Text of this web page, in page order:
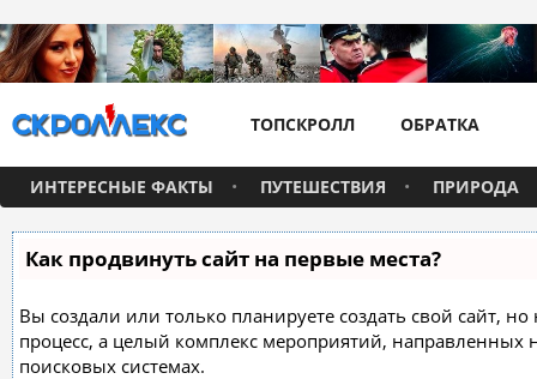
ТОПСКРОЛЛ ОБРАТКА
ИНТЕРЕСНЫЕ ФАКТЫ ПУТЕШЕСТВИЯ ПРИРОДА
Как продвинуть сайт на первые места?
Вы создали или только планируете создать свой сайт,
процесс, а целый комплекс мероприятий,
поисковых системах.